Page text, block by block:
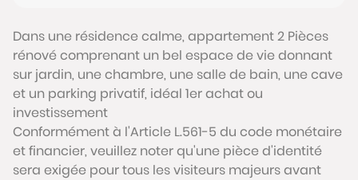
Dans une résidence calme, appartement 2 Pièces
rénové comprenant un bel espace de vie donnant
sur jardin, une chambre, une salle de bain, une cave
et un parking privatif, idéal 1er achat ou
investissement
Conformément à l'Article L.561-5 du code monétaire
et financier, veuillez noter qu'une pièce d'identité
sera exigée pour tous les visiteurs majeurs avant